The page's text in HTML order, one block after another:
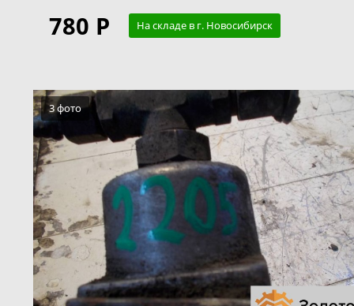
780 Р На складе в г. Новосибирск
3 фото